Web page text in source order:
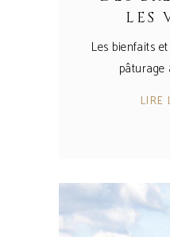
LES
Les bienfaits
pâturage
LIRE